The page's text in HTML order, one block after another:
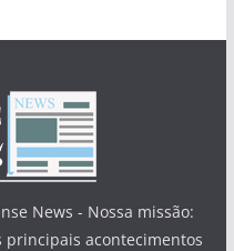
News - Nossa missão:
acontecimentos